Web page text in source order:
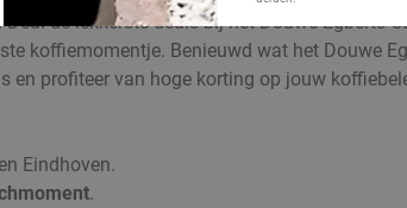
de lekkerste deals bij het Douwe
koffiemomentje. Benieuwd wat het Douwe
en profiteer van hoge korting op jouw
Eindhoven.
.